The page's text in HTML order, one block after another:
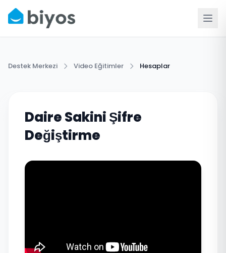
Destek Merkezi Video Eğitimler Hesaplar
Daire Sakini Şifre
Değiştirme